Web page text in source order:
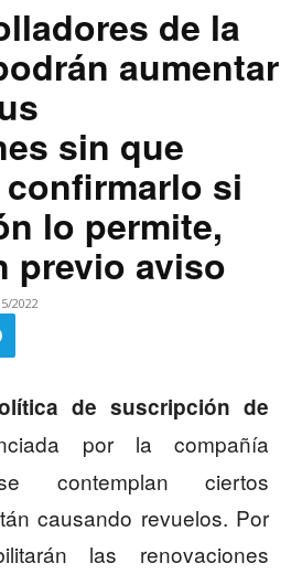
de la
aumentar
sin que
si
lo permite,
previo aviso
2022
de suscripción de
por la compañía
contemplan ciertos
causando revuelos. Por
las renovaciones